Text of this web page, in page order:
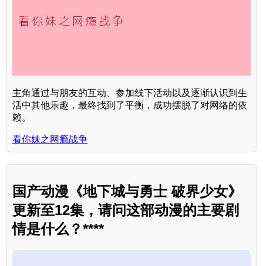
主角通过与朋友的互动、参加线下活动以及逐渐认识到生
活中其他乐趣，最终找到了平衡，成功摆脱了对网络的依
赖。
看你妹之网瘾战争
国产动漫《地下城与勇士 破界少女》
更新至12集，请问这部动漫的主要剧
情是什么？****